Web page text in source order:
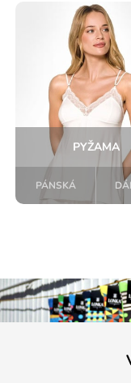
PYŽAMA
PÁNSKÁ